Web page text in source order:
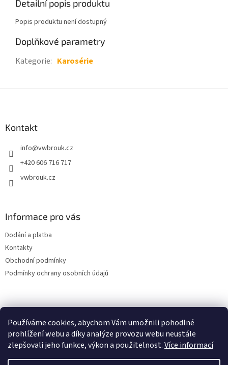
Používáme cookies, abychom Vám umožnili pohodlné
prohlížení webu a díky analýze provozu webu neustále
zlepšovali jeho funkce, výkon a použitelnost.Více informací
Detailní popis produktu
Popis produktu není dostupný
Doplňkové parametry
Kategorie: Karosérie
Kontakt
info@vwbrouk.cz
+420 606 716 717
vwbrouk.cz
Informace pro vás
Dodání a platba
Kontakty
Obchodní podmínky
Podmínky ochrany osobních údajů